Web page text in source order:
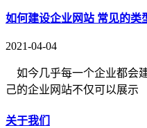
如何建设企业网站 常见的类
2021-04-04
如今几乎每一个企业都会
己的企业网站不仅可以展示
关于我们